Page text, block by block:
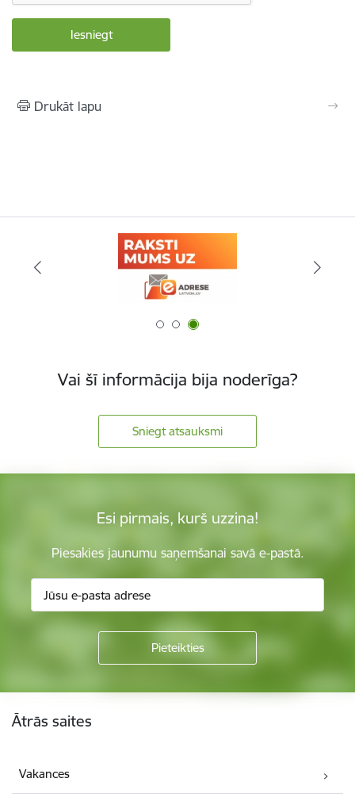
Drukāt lapu
Vai šī informācija bija noderīga?
Sniegt atsauksmi
Esi pirmais, kurš uzzina!
Piesakies jaunumu saņemšanai savā e-pastā.
Ātrās saites
Vakances